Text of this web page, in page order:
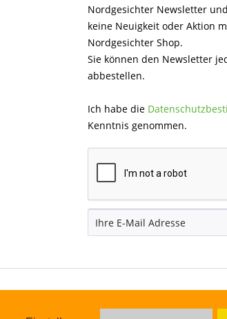
Nordgesichter Newsletter
keine Neuigkeit oder Aktion
Nordgesichter Shop.
Sie können den Newsletter
abbestellen.
Ich habe die
Kenntnis genommen.